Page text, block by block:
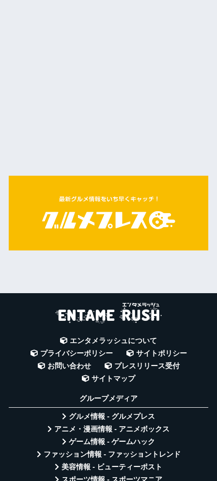
エンタメラッシュについて
プライバシーポリシー
サイトポリシー
お問い合わせ
プレスリリース受付
サイトマップ
グループメディア
グルメ情報 - グルメプレス
アニメ・漫画情報 - アニメボックス
ゲーム情報 - ゲームハック
ファッション情報 - ファッショントレンド
美容情報 - ビューティーポスト